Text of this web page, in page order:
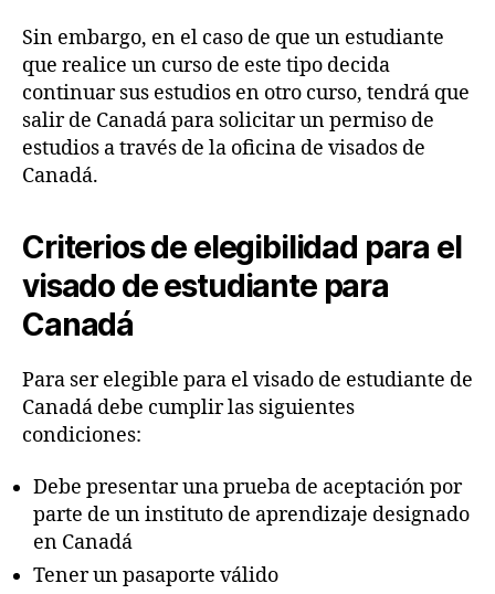
Sin embargo, en el caso de que un estudiante
que realice un curso de este tipo decida
continuar sus estudios en otro curso, tendrá que
salir de Canadá para solicitar un permiso de
estudios a través de la oficina de visados de
Canadá.
Criterios de elegibilidad para el
visado de estudiante para
Canadá
Para ser elegible para el visado de estudiante de
Canadá debe cumplir las siguientes
condiciones:
Debe presentar una prueba de aceptación por
parte de un instituto de aprendizaje designado
en Canadá
Tener un pasaporte válido